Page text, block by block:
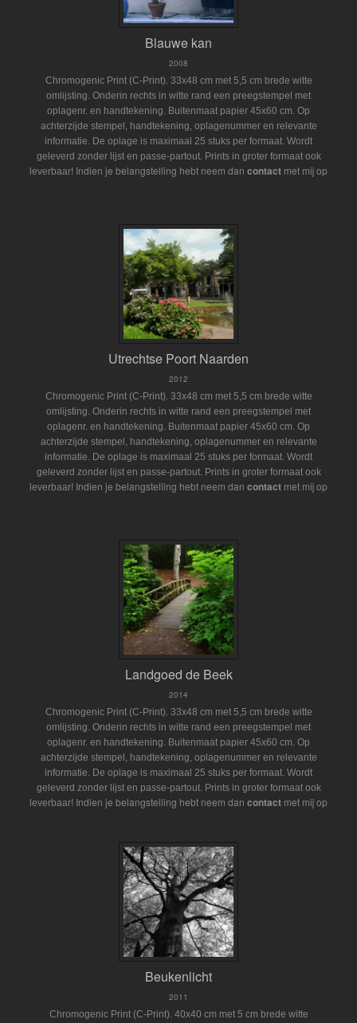
Blauwe kan
2008
Chromogenic Print (C-Print). 33x48 cm met 5,5 cm brede witte
omlijsting. Onderin rechts in witte rand een preegstempel met
oplagenr. en handtekening. Buitenmaat papier 45x60 cm. Op
achterzijde stempel, handtekening, oplagenummer en relevante
informatie. De oplage is maximaal 25 stuks per formaat. Wordt
geleverd zonder lijst en passe-partout. Prints in groter formaat ook
leverbaar! Indien je belangstelling hebt neem dan contact met mij op
Utrechtse Poort Naarden
2012
Chromogenic Print (C-Print). 33x48 cm met 5,5 cm brede witte
omlijsting. Onderin rechts in witte rand een preegstempel met
oplagenr. en handtekening. Buitenmaat papier 45x60 cm. Op
achterzijde stempel, handtekening, oplagenummer en relevante
informatie. De oplage is maximaal 25 stuks per formaat. Wordt
geleverd zonder lijst en passe-partout. Prints in groter formaat ook
leverbaar! Indien je belangstelling hebt neem dan contact met mij op
Landgoed de Beek
2014
Chromogenic Print (C-Print). 33x48 cm met 5,5 cm brede witte
omlijsting. Onderin rechts in witte rand een preegstempel met
oplagenr. en handtekening. Buitenmaat papier 45x60 cm. Op
achterzijde stempel, handtekening, oplagenummer en relevante
informatie. De oplage is maximaal 25 stuks per formaat. Wordt
geleverd zonder lijst en passe-partout. Prints in groter formaat ook
leverbaar! Indien je belangstelling hebt neem dan contact met mij op
Beukenlicht
2011
Chromogenic Print (C-Print). 40x40 cm met 5 cm brede witte